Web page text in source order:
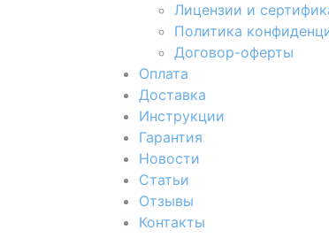
Лицензии и
Политика
Договор-оферты
Оплата
Доставка
Инструкции
Гарантия
Новости
Cтатьи
Отзывы
Контакты